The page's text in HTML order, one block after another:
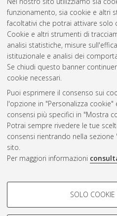
funzionamento, sia cookie e altri
facoltativi che potrai attivare solo
Cookie e altri strumenti di
analisi statistiche, misure
istituzionale e analisi dei
Se chiudi questo banner
cookie necessari.
Puoi esprimere il consenso sui
l'opzione in "Personalizza
consensi più specifici in "Mostra
Potrai sempre rivedere le tue
consensi rientrando nella
sito.
Per maggiori informazioni
COOKIE DI PROFILAZIONE
SOLO COOKIE
farmacologiche , 36 Ciclo. DOI
10.48676/unibo/amsdottorato/
Questa lista e' stata
Atom
Rss 1.0
Rss 2.0
ISSN: 2038-7946
Impostazioni Cookie
Informativa sulla privacy
Condizioni d’uso del sito